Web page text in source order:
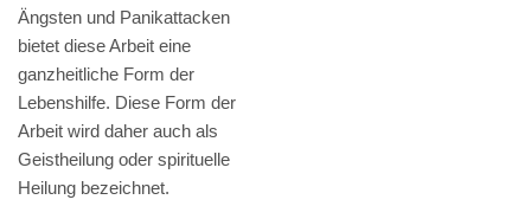
Ängsten und Panikattacken
bietet diese Arbeit eine
ganzheitliche Form der
Lebenshilfe. Diese Form der
Arbeit wird daher auch als
Geistheilung oder spirituelle
Heilung bezeichnet.